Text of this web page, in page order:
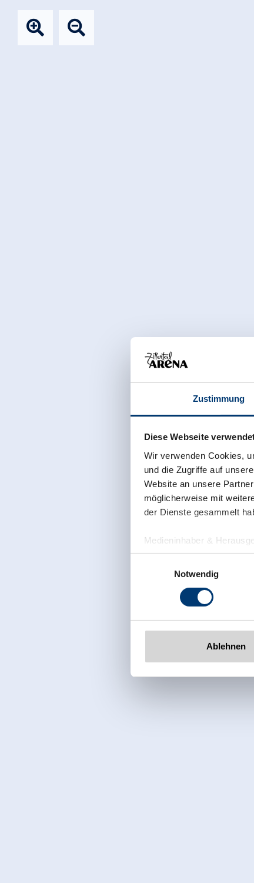
Zustimmung
Diese Webseite
Wir verwenden Cookies,
und die Zugriffe auf
Website an unsere
möglicherweise mit
der Dienste gesammelt
Medieninhaber &
Zeller Bergbahnen
Rohr 23// A-6280 Zell am
www.zillertalarena.com
Notwendig
Ablehnen